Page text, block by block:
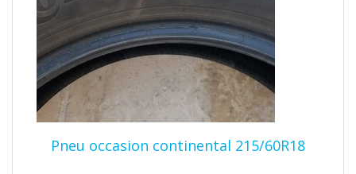
Pneu occasion continental 215/60R18